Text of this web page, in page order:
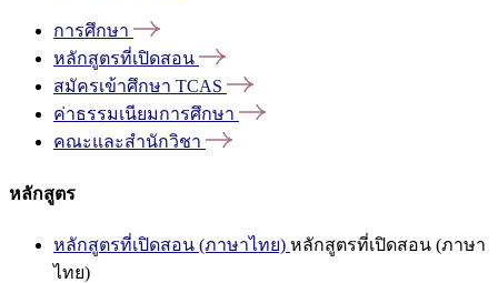
การศึกษา
หลักสูตรที่เปิดสอน
สมัครเข้าศึกษา TCAS
ค่าธรรมเนียมการศึกษา
คณะและสำนักวิชา
หลักสูตร
หลักสูตรที่เปิดสอน (ภาษาไทย) หลักสูตรที่เปิดสอน (ภาษา
ไทย)